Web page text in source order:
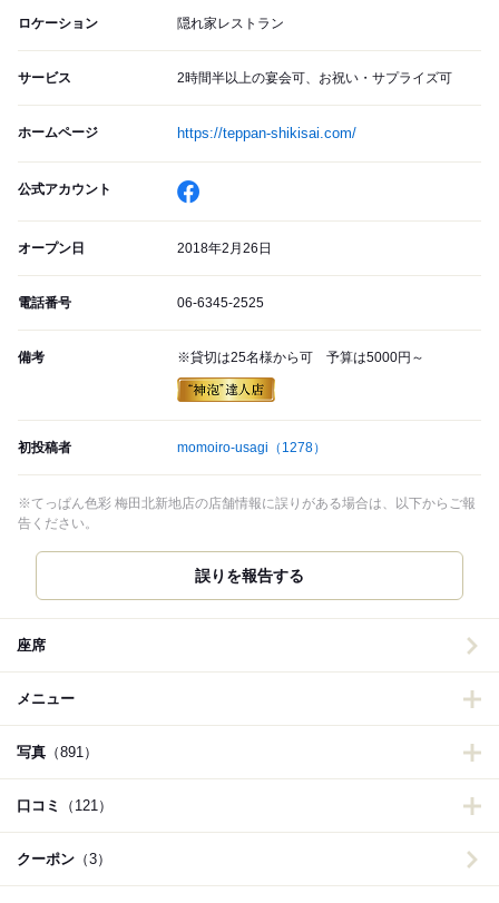
ロケーション 隠れ家レストラン
サービス 2時間半以上の宴会可、お祝い・サプライズ可
ホームページ https://teppan-shikisai.com/
公式アカウント
オープン日 2018年2月26日
電話番号 06-6345-2525
備考 ※貸切は25名様から可 予算は5000円～
初投稿者 momoiro-usagi （1278）
※てっぱん色彩 梅田北新地店の店舗情報に誤りがある場合は、以下からご報
告ください。
誤りを報告する
座席
メニュー
写真 （891）
口コミ （121）
クーポン （3）